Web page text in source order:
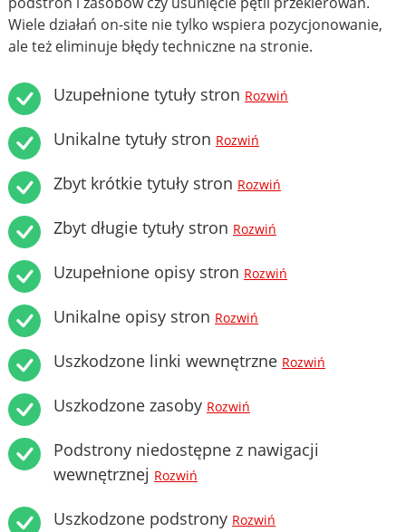
Wiele działań on-site nie tylko wspiera pozycjonowanie,
ale też eliminuje błędy techniczne na stronie.
Uzupełnione tytuły stron Rozwiń
Unikalne tytuły stron Rozwiń
Zbyt krótkie tytuły stron Rozwiń
Zbyt długie tytuły stron Rozwiń
Uzupełnione opisy stron Rozwiń
Unikalne opisy stron Rozwiń
Uszkodzone linki wewnętrzne Rozwiń
Uszkodzone zasoby Rozwiń
Podstrony niedostępne z nawigacji
wewnętrznej Rozwiń
Uszkodzone podstrony Rozwiń